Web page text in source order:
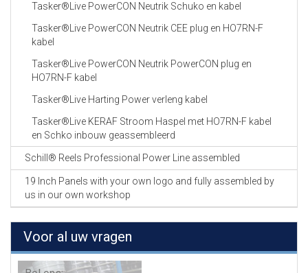
Tasker®Live PowerCON Neutrik Schuko en kabel
Tasker®Live PowerCON Neutrik CEE plug en HO7RN-F
kabel
Tasker®Live PowerCON Neutrik PowerCON plug en
HO7RN-F kabel
Tasker®Live Harting Power verleng kabel
Tasker®Live KERAF Stroom Haspel met HO7RN-F kabel
en Schko inbouw geassembleerd
Schill® Reels Professional Power Line assembled
19 Inch Panels with your own logo and fully assembled by
us in our own workshop
Voor al uw vragen